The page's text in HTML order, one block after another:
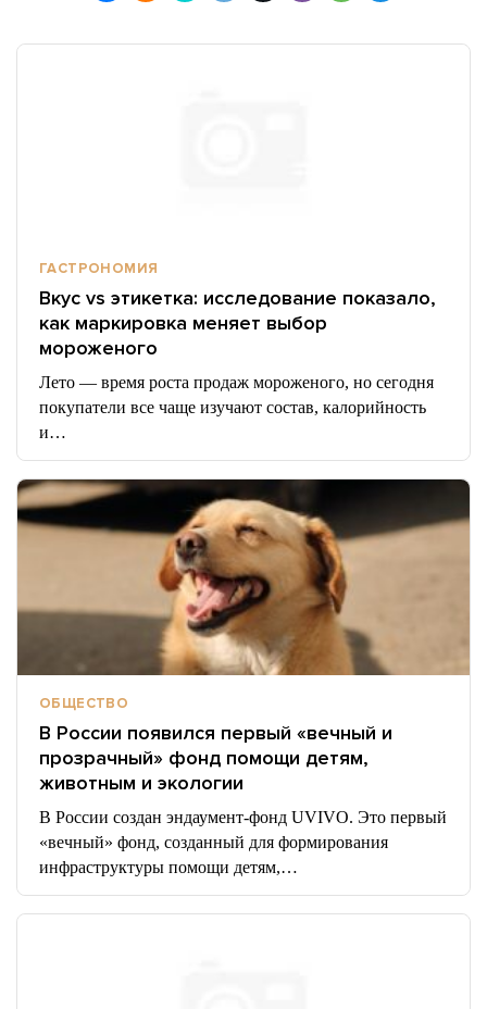
ГАСТРОНОМИЯ
Вкус vs этикетка: исследование показало,
как маркировка меняет выбор
мороженого
Лето — время роста продаж мороженого, но сегодня
покупатели все чаще изучают состав, калорийность
и…
ОБЩЕСТВО
В России появился первый «вечный и
прозрачный» фонд помощи детям,
животным и экологии
В России создан эндаумент-фонд UVIVO. Это первый
«вечный» фонд, созданный для формирования
инфраструктуры помощи детям,…